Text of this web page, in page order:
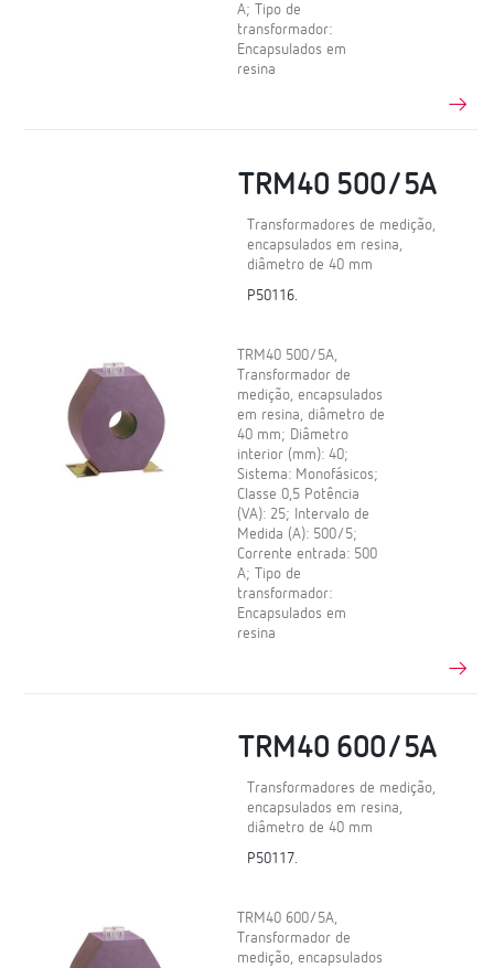
A; Tipo de
transformador:
Encapsulados em
resina
TRM40 500/5A
Transformadores de medição,
encapsulados em resina,
diâmetro de 40 mm
P50116.
TRM40 500/5A,
Transformador de
medição, encapsulados
em resina, diâmetro de
40 mm; Diâmetro
interior (mm): 40;
Sistema: Monofásicos;
Classe 0,5 Potência
(VA): 25; Intervalo de
Medida (A): 500/5;
Corrente entrada: 500
A; Tipo de
transformador:
Encapsulados em
resina
TRM40 600/5A
Transformadores de medição,
encapsulados em resina,
diâmetro de 40 mm
P50117.
TRM40 600/5A,
Transformador de
medição, encapsulados